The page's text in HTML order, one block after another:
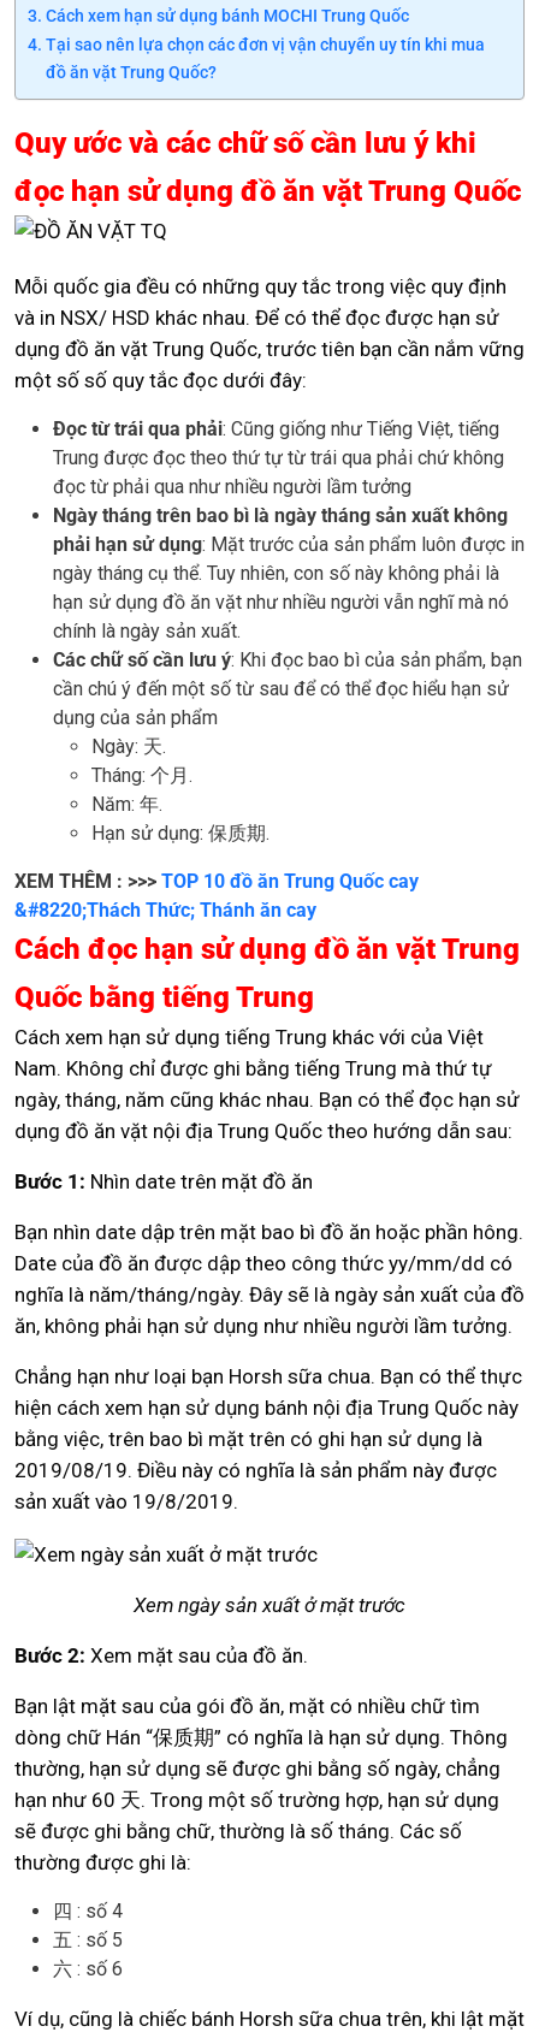
Cách xem hạn sử dụng bánh MOCHI Trung Quốc
Tại sao nên lựa chọn các đơn vị vận chuyển uy tín khi mua
đồ ăn vặt Trung Quốc?
Quy ước và các chữ số cần lưu ý khi
đọc hạn sử dụng đồ ăn vặt Trung Quốc
Mỗi quốc gia đều có những quy tắc trong việc quy định
và in NSX/ HSD khác nhau. Để có thể đọc được hạn sử
dụng đồ ăn vặt Trung Quốc, trước tiên bạn cần nắm vững
một số số quy tắc đọc dưới đây:
Đọc từ trái qua phải: Cũng giống như Tiếng Việt, tiếng
Trung được đọc theo thứ tự từ trái qua phải chứ không
đọc từ phải qua như nhiều người lầm tưởng
Ngày tháng trên bao bì là ngày tháng sản xuất không
phải hạn sử dụng: Mặt trước của sản phẩm luôn được in
ngày tháng cụ thể. Tuy nhiên, con số này không phải là
hạn sử dụng đồ ăn vặt như nhiều người vẫn nghĩ mà nó
chính là ngày sản xuất.
Các chữ số cần lưu ý: Khi đọc bao bì của sản phẩm, bạn
cần chú ý đến một số từ sau để có thể đọc hiểu hạn sử
dụng của sản phẩm
Ngày: 天.
Tháng: 个月.
Năm: 年.
Hạn sử dụng: 保质期.
XEM THÊM : >>> TOP 10 đồ ăn Trung Quốc cay
&#8220;Thách Thức; Thánh ăn cay
Cách đọc hạn sử dụng đồ ăn vặt Trung
Quốc bằng tiếng Trung
Cách xem hạn sử dụng tiếng Trung khác với của Việt
Nam. Không chỉ được ghi bằng tiếng Trung mà thứ tự
ngày, tháng, năm cũng khác nhau. Bạn có thể đọc hạn sử
dụng đồ ăn vặt nội địa Trung Quốc theo hướng dẫn sau:
Bước 1: Nhìn date trên mặt đồ ăn
Bạn nhìn date dập trên mặt bao bì đồ ăn hoặc phần hông.
Date của đồ ăn được dập theo công thức yy/mm/dd có
nghĩa là năm/tháng/ngày. Đây sẽ là ngày sản xuất của đồ
ăn, không phải hạn sử dụng như nhiều người lầm tưởng.
Chẳng hạn như loại bạn Horsh sữa chua. Bạn có thể thực
hiện cách xem hạn sử dụng bánh nội địa Trung Quốc này
bằng việc, trên bao bì mặt trên có ghi hạn sử dụng là
2019/08/19. Điều này có nghĩa là sản phẩm này được
sản xuất vào 19/8/2019.
Xem ngày sản xuất ở mặt trước
Bước 2: Xem mặt sau của đồ ăn.
Bạn lật mặt sau của gói đồ ăn, mặt có nhiều chữ tìm
dòng chữ Hán “保质期” có nghĩa là hạn sử dụng. Thông
thường, hạn sử dụng sẽ được ghi bằng số ngày, chẳng
hạn như 60 天. Trong một số trường hợp, hạn sử dụng
sẽ được ghi bằng chữ, thường là số tháng. Các số
thường được ghi là:
四 : số 4
五 : số 5
六 : số 6
Ví dụ, cũng là chiếc bánh Horsh sữa chua trên, khi lật mặt